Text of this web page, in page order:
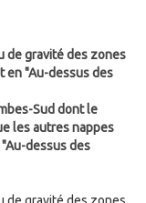
de gravité des zones
en "Au-dessus des
Sud dont le
les autres nappes
dessus des